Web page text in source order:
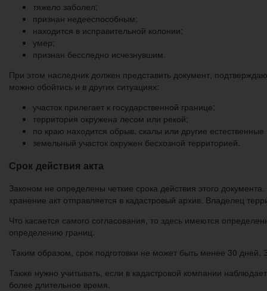
тяжело заболел;
признан недееспособным;
находится в исправительной колонии;
умер;
признан бесследно исчезнувшим.
При этом наследник должен представить документ,
можно обойтись и в других ситуациях:
участок прилегает к государственной границе;
территория окружена лесом или рекой;
по краю находится обрыв, скалы или другие естественные
земельный участок окружен бесхозной территорией.
Срок действия акта
Законом не определены четкие срока действия этого
хранение акт отправляется в кадастровый архив. Владелец
Что касается самого согласования, то здесь имеются
определению границ.
Таким образом, срок подготовки не может быть менее 30 дней.
Также нужно учитывать, если в кадастровой компании
более длительное время.